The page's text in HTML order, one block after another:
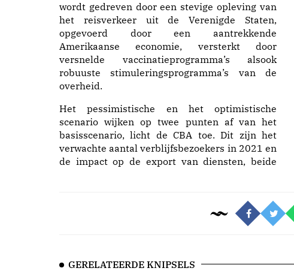
wordt gedreven door een stevige opleving van
het reisverkeer uit de Verenigde Staten,
opgevoerd door een aantrekkende
Amerikaanse economie, versterkt door
versnelde vaccinatieprogramma’s alsook
robuuste stimuleringsprogramma’s van de
overheid.
Het pessimistische en het optimistische
scenario wijken op twee punten af van het
basisscenario, licht de CBA toe. Dit zijn het
verwachte aantal verblijfsbezoekers in 2021 en
de impact op de export van diensten, beide
GERELATEERDE KNIPSELS